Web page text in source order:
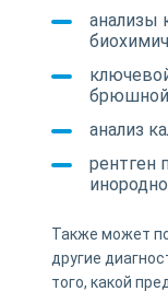
анализы
брюшной
анализ
рентген
Также может
другие
того, какой